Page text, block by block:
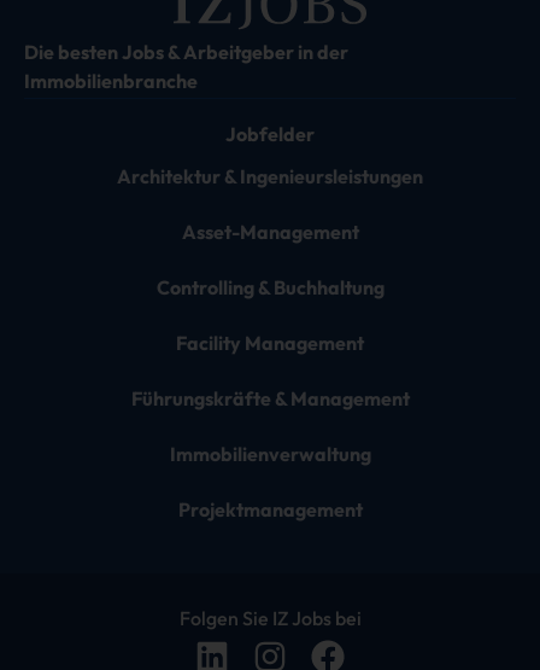
Die besten Jobs & Arbeitgeber in der
Immobilienbranche
Jobfelder
Architektur & Ingenieursleistungen
Asset-Management
Controlling & Buchhaltung
Facility Management
Führungskräfte & Management
Immobilienverwaltung
Projektmanagement
Folgen Sie IZ Jobs bei